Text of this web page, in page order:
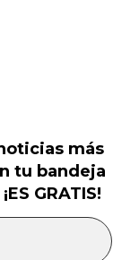
más
tu bandeja
GRATIS!